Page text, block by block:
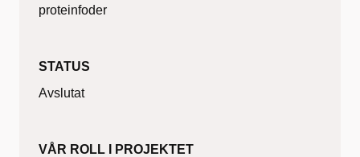
proteinfoder
STATUS
Avslutat
VÅR ROLL I PROJEKTET